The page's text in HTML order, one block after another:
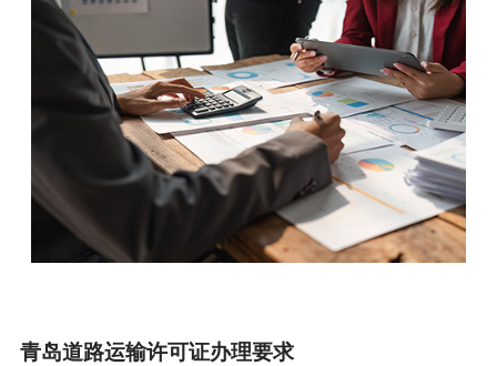
青岛道路运输许可证办理要求